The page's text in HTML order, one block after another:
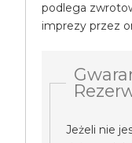
podlega
imprezy przez
Jeżeli nie